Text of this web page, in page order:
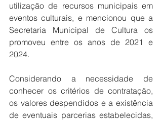
utilização de recursos municipais em
eventos culturais, e mencionou que a
Secretaria Municipal de Cultura os
promoveu entre os anos de 2021 e
2024.
Considerando a necessidade de
conhecer os critérios de contratação,
os valores despendidos e a existência
de eventuais parcerias estabelecidas,